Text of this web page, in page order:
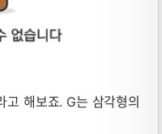
해보죠. G는 삼각형의